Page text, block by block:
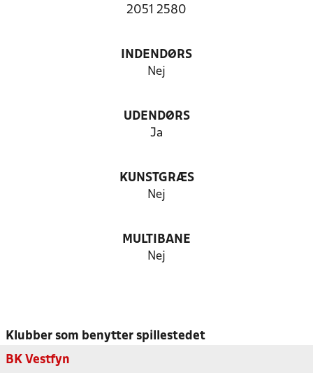
2051 2580
INDENDØRS
Nej
UDENDØRS
Ja
KUNSTGRÆS
Nej
MULTIBANE
Nej
Klubber som benytter spillestedet
BK Vestfyn